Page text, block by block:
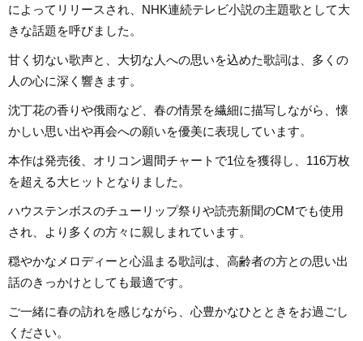
によってリリースされ、NHK連続テレビ小説の主題歌として大
きな話題を呼びました。
甘く切ない歌声と、大切な人への思いを込めた歌詞は、多くの
人の心に深く響きます。
沈丁花の香りや俄雨など、春の情景を繊細に描写しながら、懐
かしい思い出や再会への願いを優美に表現しています。
本作は発売後、オリコン週間チャートで1位を獲得し、116万枚
を超える大ヒットとなりました。
ハウステンボスのチューリップ祭りや読売新聞のCMでも使用
され、より多くの方々に親しまれています。
穏やかなメロディーと心温まる歌詞は、高齢者の方との思い出
話のきっかけとしても最適です。
ご一緒に春の訪れを感じながら、心豊かなひとときをお過ごし
ください。